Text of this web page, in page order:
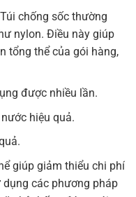
chống sốc thường
nylon. Điều này giúp
tổng thể của gói hàng,
được nhiều lần.
hiệu quả.
giúp giảm thiểu chi phí
dụng các phương pháp